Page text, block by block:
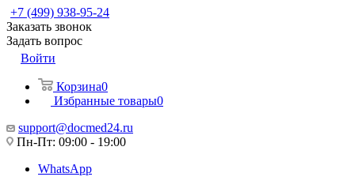
+7 (499) 938-95-24
Заказать звонок
Задать вопрос
Войти
Корзина0
Избранные товары0
support@docmed24.ru
Пн-Пт: 09:00 - 19:00
WhatsApp